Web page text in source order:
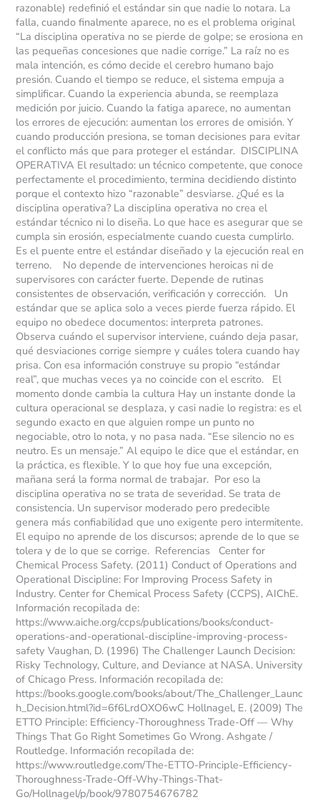
razonable) redefinió el estándar sin que nadie lo notara. La
falla, cuando finalmente aparece, no es el problema original
“La disciplina operativa no se pierde de golpe; se erosiona en
las pequeñas concesiones que nadie corrige.” La raíz no es
mala intención, es cómo decide el cerebro humano bajo
presión. Cuando el tiempo se reduce, el sistema empuja a
simplificar. Cuando la experiencia abunda, se reemplaza
medición por juicio. Cuando la fatiga aparece, no aumentan
los errores de ejecución: aumentan los errores de omisión. Y
cuando producción presiona, se toman decisiones para evitar
el conflicto más que para proteger el estándar. DISCIPLINA
OPERATIVA El resultado: un técnico competente, que conoce
perfectamente el procedimiento, termina decidiendo distinto
porque el contexto hizo “razonable” desviarse. ¿Qué es la
disciplina operativa? La disciplina operativa no crea el
estándar técnico ni lo diseña. Lo que hace es asegurar que se
cumpla sin erosión, especialmente cuando cuesta cumplirlo.
Es el puente entre el estándar diseñado y la ejecución real en
terreno. No depende de intervenciones heroicas ni de
supervisores con carácter fuerte. Depende de rutinas
consistentes de observación, verificación y corrección. Un
estándar que se aplica solo a veces pierde fuerza rápido. El
equipo no obedece documentos: interpreta patrones.
Observa cuándo el supervisor interviene, cuándo deja pasar,
qué desviaciones corrige siempre y cuáles tolera cuando hay
prisa. Con esa información construye su propio “estándar
real”, que muchas veces ya no coincide con el escrito. El
momento donde cambia la cultura Hay un instante donde la
cultura operacional se desplaza, y casi nadie lo registra: es el
segundo exacto en que alguien rompe un punto no
negociable, otro lo nota, y no pasa nada. “Ese silencio no es
neutro. Es un mensaje.” Al equipo le dice que el estándar, en
la práctica, es flexible. Y lo que hoy fue una excepción,
mañana será la forma normal de trabajar. Por eso la
disciplina operativa no se trata de severidad. Se trata de
consistencia. Un supervisor moderado pero predecible
genera más confiabilidad que uno exigente pero intermitente.
El equipo no aprende de los discursos; aprende de lo que se
tolera y de lo que se corrige. Referencias Center for
Chemical Process Safety. (2011) Conduct of Operations and
Operational Discipline: For Improving Process Safety in
Industry. Center for Chemical Process Safety (CCPS), AIChE.
Información recopilada de:
https://www.aiche.org/ccps/publications/books/conduct-
operations-and-operational-discipline-improving-process-
safety Vaughan, D. (1996) The Challenger Launch Decision:
Risky Technology, Culture, and Deviance at NASA. University
of Chicago Press. Información recopilada de:
https://books.google.com/books/about/The_Challenger_Launc
h_Decision.html?id=6f6LrdOXO6wC Hollnagel, E. (2009) The
ETTO Principle: Efficiency-Thoroughness Trade-Off — Why
Things That Go Right Sometimes Go Wrong. Ashgate /
Routledge. Información recopilada de:
https://www.routledge.com/The-ETTO-Principle-Efficiency-
Thoroughness-Trade-Off-Why-Things-That-
Go/Hollnagel/p/book/9780754676782